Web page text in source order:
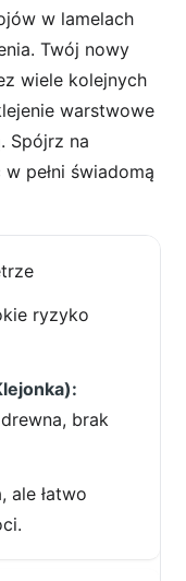
w lamelach
Twój nowy
wiele kolejnych
warstwowe
Spójrz na
pełni świadomą
ryzyko
brak
ale łatwo